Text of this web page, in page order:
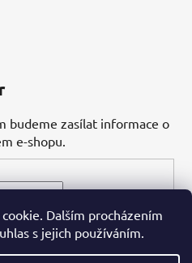
Dalším procházením
s jejich používáním.
budeme zasílat informace o
e-shopu.